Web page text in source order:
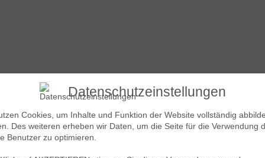
Datenschutzeinstellungen
Cookies, um Inhalte und Funktion der Website vollständig
Des weiteren erheben wir Daten, um die Seite für die Verwendung
Benutzer zu optimieren.